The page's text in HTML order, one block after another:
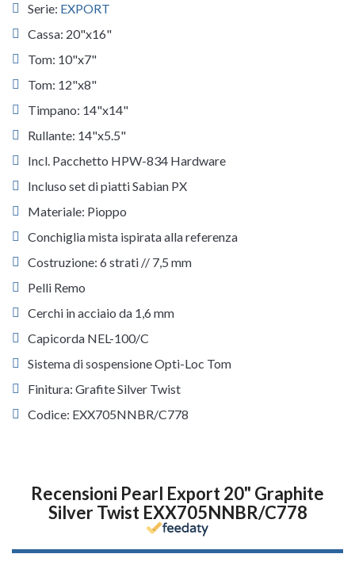
Serie: EXPORT
Cassa: 20"x16"
Tom: 10"x7"
Tom: 12"x8"
Timpano: 14"x14"
Rullante: 14"x5.5"
Incl. Pacchetto HPW-834 Hardware
Incluso set di piatti Sabian PX
Materiale: Pioppo
Conchiglia mista ispirata alla referenza
Costruzione: 6 strati // 7,5 mm
Pelli Remo
Cerchi in acciaio da 1,6 mm
Capicorda NEL-100/C
Sistema di sospensione Opti-Loc Tom
Finitura: Grafite Silver Twist
Codice: EXX705NNBR/C778
Recensioni Pearl Export 20" Graphite
Silver Twist EXX705NNBR/C778